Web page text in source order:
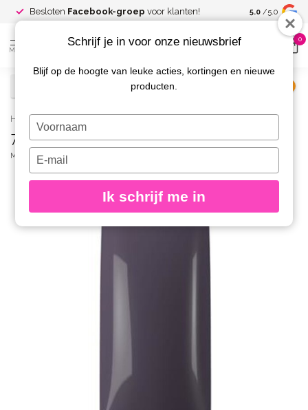
Besloten Facebook-groep voor klanten! Spaar voor
kortingen
5.0 /5.0
MENU
0
Home / 774 Nagellak Moody Mauve
774 Nagellak Moody Mauve
MAGNETIC
Schrijf je in voor onze nieuwsbrief
Blijf op de hoogte van leuke acties, kortingen en nieuwe
producten.
Typ
je
naam
Typ
je
e-
in
Ik schrijf me in